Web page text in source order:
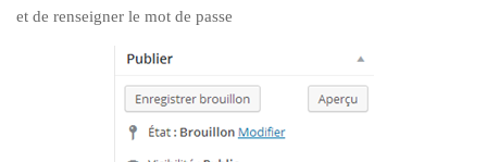
et de renseigner le mot de passe